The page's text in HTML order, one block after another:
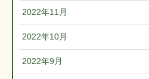
2022年11月
2022年10月
2022年9月